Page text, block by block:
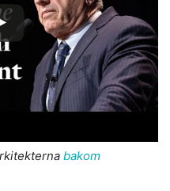
bakom